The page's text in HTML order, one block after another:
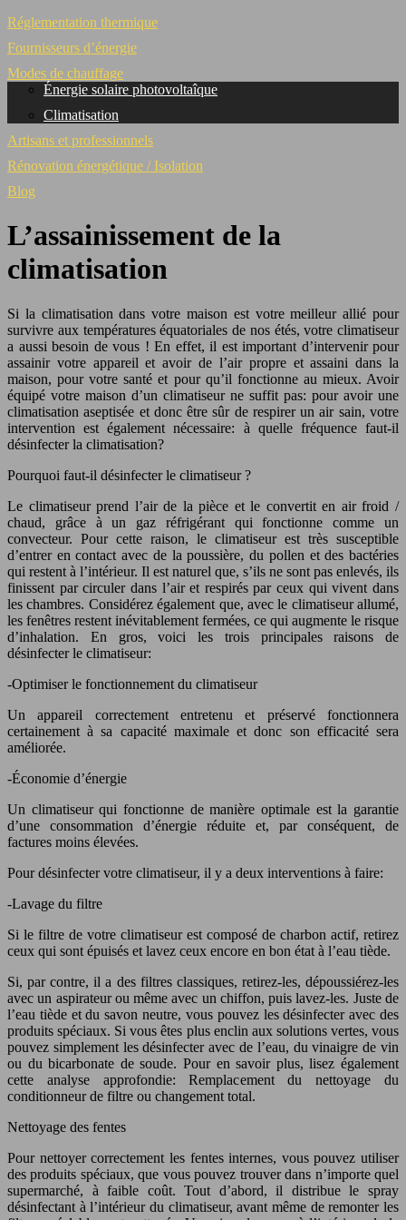
Réglementation thermique
Fournisseurs d’énergie
Modes de chauffage
Énergie solaire photovoltaîque
Climatisation
Artisans et professionnels
Rénovation énergétique / Isolation
Blog
L’assainissement de la
climatisation
Si la climatisation dans votre maison est votre meilleur allié pour
survivre aux températures équatoriales de nos étés, votre climatiseur
a aussi besoin de vous ! En effet, il est important d’intervenir pour
assainir votre appareil et avoir de l’air propre et assaini dans la
maison, pour votre santé et pour qu’il fonctionne au mieux. Avoir
équipé votre maison d’un climatiseur ne suffit pas: pour avoir une
climatisation aseptisée et donc être sûr de respirer un air sain, votre
intervention est également nécessaire: à quelle fréquence faut-il
désinfecter la climatisation?
Pourquoi faut-il désinfecter le climatiseur ?
Le climatiseur prend l’air de la pièce et le convertit en air froid /
chaud, grâce à un gaz réfrigérant qui fonctionne comme un
convecteur. Pour cette raison, le climatiseur est très susceptible
d’entrer en contact avec de la poussière, du pollen et des bactéries
qui restent à l’intérieur. Il est naturel que, s’ils ne sont pas enlevés, ils
finissent par circuler dans l’air et respirés par ceux qui vivent dans
les chambres. Considérez également que, avec le climatiseur allumé,
les fenêtres restent inévitablement fermées, ce qui augmente le risque
d’inhalation. En gros, voici les trois principales raisons de
désinfecter le climatiseur:
-Optimiser le fonctionnement du climatiseur
Un appareil correctement entretenu et préservé fonctionnera
certainement à sa capacité maximale et donc son efficacité sera
améliorée.
-Économie d’énergie
Un climatiseur qui fonctionne de manière optimale est la garantie
d’une consommation d’énergie réduite et, par conséquent, de
factures moins élevées.
Pour désinfecter votre climatiseur, il y a deux interventions à faire:
-Lavage du filtre
Si le filtre de votre climatiseur est composé de charbon actif, retirez
ceux qui sont épuisés et lavez ceux encore en bon état à l’eau tiède.
Si, par contre, il a des filtres classiques, retirez-les, dépoussiérez-les
avec un aspirateur ou même avec un chiffon, puis lavez-les. Juste de
l’eau tiède et du savon neutre, vous pouvez les désinfecter avec des
produits spéciaux. Si vous êtes plus enclin aux solutions vertes, vous
pouvez simplement les désinfecter avec de l’eau, du vinaigre de vin
ou du bicarbonate de soude. Pour en savoir plus, lisez également
cette analyse approfondie: Remplacement du nettoyage du
conditionneur de filtre ou changement total.
Nettoyage des fentes
Pour nettoyer correctement les fentes internes, vous pouvez utiliser
des produits spéciaux, que vous pouvez trouver dans n’importe quel
supermarché, à faible coût. Tout d’abord, il distribue le spray
désinfectant à l’intérieur du climatiseur, avant même de remonter les